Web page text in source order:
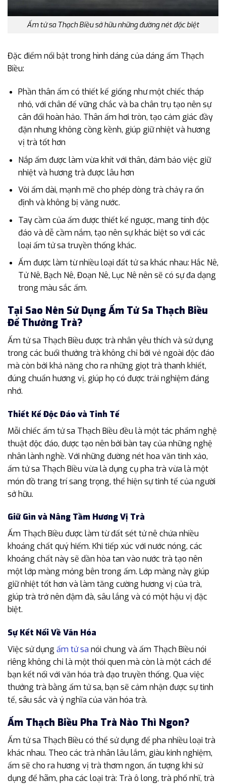
Ấm tử sa Thạch Biều sở hữu những đường nét đặc biệt
Đặc điểm nổi bật trong hình dáng của dáng ấm Thạch
Biều:
Phần thân ấm có thiết kế giống như một chiếc tháp
nhỏ, với chân đế vững chắc và ba chân trụ tạo nên sự
cân đối hoàn hảo. Thân ấm hơi tròn, tạo cảm giác đầy
đặn nhưng không cồng kềnh, giúp giữ nhiệt và hương
vị trà tốt hơn
Nắp ấm được làm vừa khít với thân, đảm bảo việc giữ
nhiệt và hương trà được lâu hơn
Vòi ấm dài, mạnh mẽ cho phép dòng trà chảy ra ổn
định và không bị văng nước.
Tay cầm của ấm được thiết kế ngược, mang tính độc
đáo và dễ cầm nắm, tạo nên sự khác biệt so với các
loại ấm tử sa truyền thống khác.
Ấm được làm từ nhiều loại đất tử sa khác nhau: Hắc Nê,
Tử Nê, Bạch Nê, Đoạn Nê, Lục Nê nên sẽ có sự đa dạng
trong màu sắc ấm.
Tại Sao Nên Sử Dụng Ấm Tử Sa Thạch Biều
Để Thưởng Trà?
Ấm tử sa Thạch Biều được trà nhân yêu thích và sử dụng
trong các buổi thưởng trà không chỉ bởi vẻ ngoài độc đáo
mà còn bởi khả năng cho ra những giọt trà thanh khiết,
đúng chuẩn hương vị, giúp họ có được trải nghiệm đáng
nhớ.
Thiết Kế Độc Đáo và Tinh Tế
Mỗi chiếc ấm tử sa Thạch Biều đều là một tác phẩm nghệ
thuật độc đáo, được tạo nên bởi bàn tay của những nghệ
nhân lành nghề. Với những đường nét hoa văn tinh xảo,
ấm tử sa Thạch Biều vừa là dụng cụ pha trà vừa là một
món đồ trang trí sang trọng, thể hiện sự tinh tế của người
sở hữu.
Giữ Gìn và Nâng Tầm Hương Vị Trà
Ấm Thạch Biều được làm từ đất sét tử nê chứa nhiều
khoáng chất quý hiếm. Khi tiếp xúc với nước nóng, các
khoáng chất này sẽ dần hòa tan vào nước trà tạo nên
một lớp màng mỏng bên trong ấm. Lớp màng này giúp
giữ nhiệt tốt hơn và làm tăng cường hương vị của trà,
giúp trà trở nên đậm đà, sâu lắng và có một hậu vị đặc
biệt.
Sự Kết Nối Về Văn Hóa
Việc sử dụng ấm tử sa nói chung và ấm Thạch Biều nói
riêng không chỉ là một thói quen mà còn là một cách để
bạn kết nối với văn hóa trà đạo truyền thống. Qua việc
thưởng trà bằng ấm tử sa, bạn sẽ cảm nhận được sự tinh
tế, sâu sắc và ý nghĩa của văn hóa trà.
Ấm Thạch Biều Pha Trà Nào Thì Ngon?
Ấm tử sa Thạch Biều có thể sử dụng để pha nhiều loại trà
khác nhau. Theo các trà nhân lâu lắm, giàu kinh nghiệm,
ấm sẽ cho ra hương vị trà thơm ngon, ấn tượng khi sử
dụng để hãm, pha các loại trà: Trà ô long, trà phổ nhĩ, trà